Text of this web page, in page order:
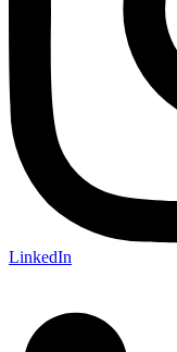
LinkedIn